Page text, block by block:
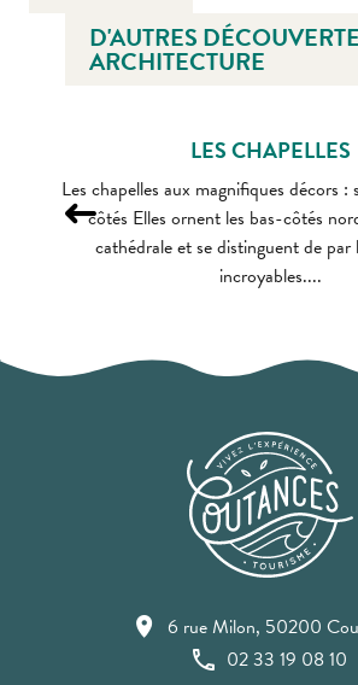
D'AUTRES
ARCHITECTURE
LES CHAPELLES
Les chapelles aux magnifiques décors :
côtés Elles ornent les bas-côtés
cathédrale et se distinguent de par
incroyables....
6 rue Milon, 50200
02 33 19 08 10